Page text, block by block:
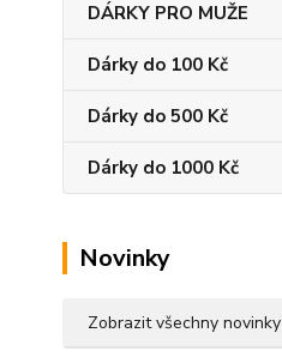
DÁRKY PRO MUŽE
Dárky do 100 Kč
Dárky do 500 Kč
Dárky do 1000 Kč
Novinky
Zobrazit všechny novinky